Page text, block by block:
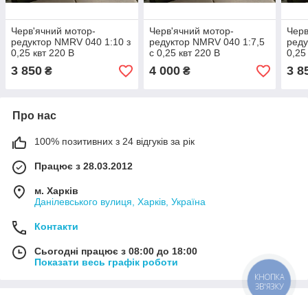
Черв'ячний мотор-
редуктор NMRV 040 1:10 з
0,25 квт 220 В
3 850 ₴
Черв'ячний мотор-
редуктор NMRV 040 1:7,5
с 0,25 квт 220 В
4 000₴
0,25
3
Про нас
100% позитивних з 24 відгуків за рік
Працює з 28.03.2012
м. Харків
Данілевського вулиця, Харків, Україна
Контакти
Сьогодні працює з 08:00 до 18:00
Показати весь графік роботи
КНОПКА
ЗВ'ЯЗКУ